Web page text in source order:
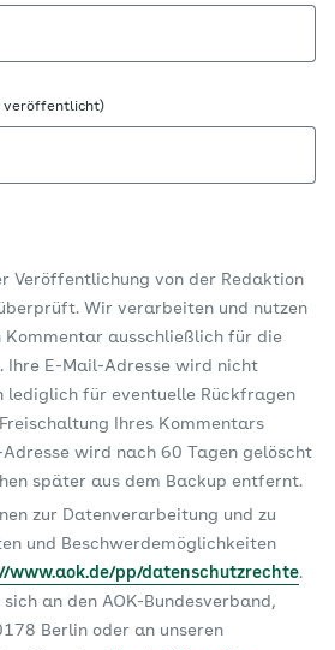
veröffentlicht)
Veröffentlichung von der Redaktion
Wir verarbeiten und nutzen
Kommentar ausschließlich für die
Ihre E-Mail-Adresse wird nicht
lediglich für eventuelle Rückfragen
Ihres Kommentars
wird nach 60 Tagen gelöscht
später aus dem Backup entfernt.
zur Datenverarbeitung und zu
und Beschwerdemöglichkeiten
www.aok.de/pp/datenschutzrechte.
sich an den AOK-Bundesverband,
Berlin oder an unseren